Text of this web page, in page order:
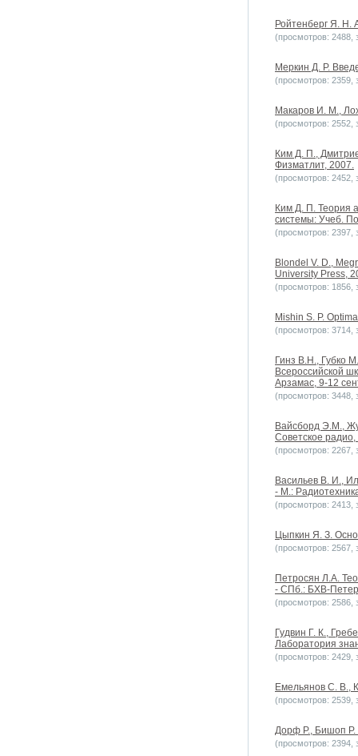
Ройтенберг Я. Н.
(просмотров: 2488,
Меркин Д. Р.
(просмотров: 2359,
Макаров И. М.,
(просмотров: 2552,
Ким Д. П.,
Физматлит, 2007.
(просмотров: 2452,
Ким Д. П. Теория
системы: Учеб.
(просмотров: 2397,
Blondel V. D.,
University Press,
(просмотров: 1856,
Mishin S. P.
(просмотров: 3714,
Гинз В.Н., Губко
Всероссийской
Арзамас, 9-12
(просмотров: 3448,
Вайсборд Э.М.,
Советское
(просмотров: 2267,
Васильев В. И.,
- М.:
(просмотров: 2413,
Цыпкин Я. З.
(просмотров: 2567,
Петросян Л.А.
- СПб.: БХВ-
(просмотров: 2586,
Гудвин Г. К.,
Лаборатория
(просмотров: 2429,
Емельянов С. В.,
(просмотров: 2539,
Дорф Р., Бишоп Р.
(просмотров: 2394,